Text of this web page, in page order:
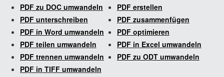
PDF zu DOC umwandeln
PDF erstellen
PDF unterschreiben
PDF zusammenfügen
PDF in Word umwandeln
PDF optimieren
PDF teilen umwandeln
PDF in Excel umwandeln
PDF trennen umwandeln
PDF zu ODT umwandeln
PDF in TIFF umwandeln